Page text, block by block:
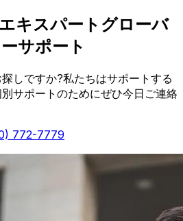
キスパートグローバ
サポート
しですか?私たちはサポートする
サポートのためにぜひ今日ご連絡
772-7779